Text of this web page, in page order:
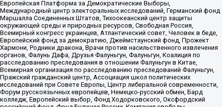
Европейская Платформа за Демократические Выборы,
Международный центр электоральных исследований, Германский фонд
Маршалла Соединенных Штатов, Тихоокеанский центр защиты
окружающей среды и природных ресурсов, Свободная Россия,
Всемирный конгресс украинцев, Атлантический совет, Человек в беде,
Европейский фонд за демократию, Джеймстаунский фонд, Прожект
Хармони, Родники дракона, Врачи против насильственного извлечения
органов, Фалунь Дафа, Друзья Фалуньгун, Фалуньгун, Коалиция по
расследованию преследования в отношении Фалуньгун в Китае,
Всемирная организация по расследованию преследований Фалуньгун,
Пражский гражданский центр, Ассоциация школ политических
исследований при Совете Европы, Центр либеральной современности,
Форум русскоязычных европейцев, Немецко-русский обмен, Бард
колледж, Европейский выбор, Фонд Ходорковского, Оксфордский